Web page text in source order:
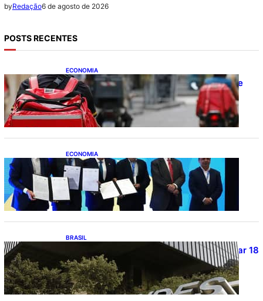
byRedação6 de agosto de 2026
POSTS RECENTES
ECONOMIA
CAIXA e iFood facilitam financiamento de
motos e bicicletas elétricas para
entregadores
ECONOMIA
ApexBrasil participa de convênio para
investimento de R$ 2,63 milhões em
exportações de cachaça
BRASIL
Projetos de saneamento podem beneficiar 18
milhões de brasileiros